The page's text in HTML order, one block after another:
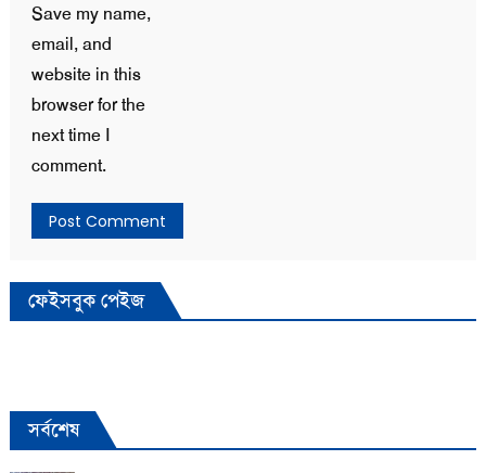
Save my name,
email, and
website in this
browser for the
next time I
comment.
ফেইসবুক পেইজ
সর্বশেষ